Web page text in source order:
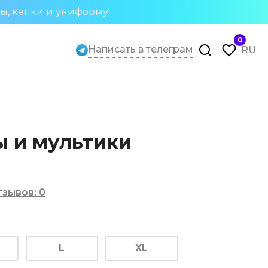
кепки и униформу!
Написать в телеграм
0
RU
и мультики
: 0
L XL